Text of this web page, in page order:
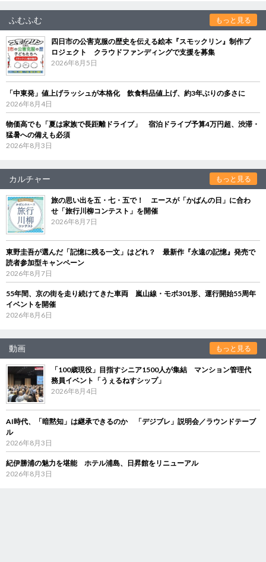
ふむふむ もっと見る
四日市の公害克服の歴史を伝える絵本『スモックリン』制作プ
ロジェクト クラウドファンディングで支援を募集
2026年8月5日
「中東発」値上げラッシュが本格化 飲食料品値上げ、約3年ぶりの多さに
2026年8月4日
物価高でも「夏は家族で長距離ドライブ」 宿泊ドライブ予算4万円超、渋滞・
猛暑への備えも必須
2026年8月3日
カルチャー もっと見る
旅の思い出を五・七・五で！ エースが「かばんの日」に合わ
せ「旅行川柳コンテスト」を開催
2026年8月7日
東野圭吾が選んだ「記憶に残る一文」はどれ？ 最新作『永遠の記憶』発売で
読者参加型キャンペーン
2026年8月7日
55年間、京の街を走り続けてきた車両 嵐山線・モボ301形、運行開始55周年
イベントを開催
2026年8月6日
動画 もっと見る
「100歳現役」目指すシニア1500人が集結 マンション管理代
務員イベント「うぇるねすシップ」
2026年8月4日
AI時代、「暗黙知」は継承できるのか 「デジブレ」説明会／ラウンドテーブ
ル
2026年8月3日
紀伊勝浦の魅力を堪能 ホテル浦島、日昇館をリニューアル
2026年8月3日